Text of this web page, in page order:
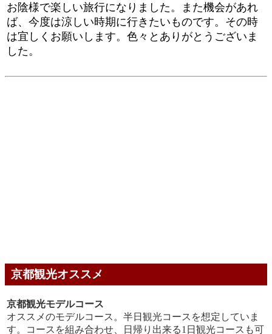
お陰様で楽しい旅行になりました。また機会があれ
ば、今度は涼しい時期に行きたいものです。その時
は宜しくお願いします。色々とありがとうございま
した。
京都観光オススメ
京都観光モデルコース
オススメのモデルコース。半日観光コースを想定していま
す。コースを組み合わせ、日帰り出来る1日観光コースも可